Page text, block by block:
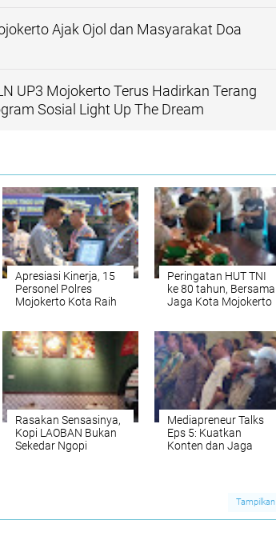
Ajak Ojol dan Masyarakat Doa
UP3 Mojokerto Terus Hadirkan Terang
Sosial Light Up The Dream
Apresiasi Kinerja, 15
Personel Polres
Mojokerto Kota Raih
Peringatan HUT TNI
ke 80 tahun, Bersama
Jaga Kota Mojokerto
Rasakan Sensasinya,
Kopi LAOBAN Bukan
Sekedar Ngopi
Mediapreneur Talks
Eps 5: Kuatkan
Konten dan Jaga
Tampilkan